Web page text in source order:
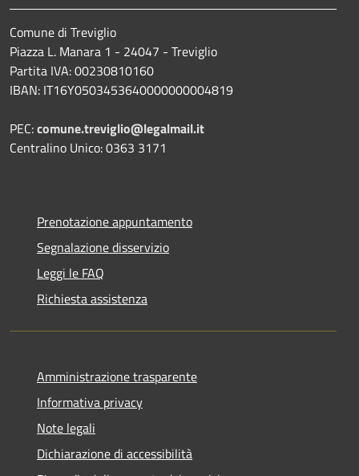
Comune di Treviglio
Piazza L. Manara 1 - 24047 - Treviglio
Partita IVA: 00230810160
IBAN: IT16Y0503453640000000004819
PEC:comune.treviglio@legalmail.it
Centralino Unico: 0363 3171
Prenotazione appuntamento
Segnalazione disservizio
Leggi le FAQ
Richiesta assistenza
Amministrazione trasparente
Informativa privacy
Note legali
Dichiarazione di accessibilità